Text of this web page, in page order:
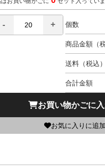
個数
商品金額（税
送料（税込）
合計金額
お買い物かごに
お気に入りに追加